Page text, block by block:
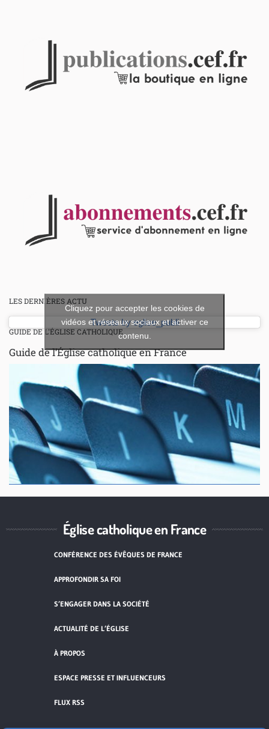
LES DERNIÈRES ACTU
Tweets by eglise_publi
Cliquez pour accepter les cookies de
vidéos et réseaux sociaux et activer ce
contenu.
GUIDE DE L'ÉGLISE CATHOLIQUE
Guide de l’Église catholique en France
Église catholique en France
CONFÉRENCE DES ÉVÊQUES DE FRANCE
APPROFONDIR SA FOI
S’ENGAGER DANS LA SOCIÉTÉ
ACTUALITÉ DE L’ÉGLISE
À PROPOS
ESPACE PRESSE ET INFLUENCEURS
FLUX RSS